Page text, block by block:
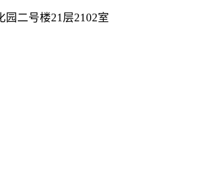
园二号楼21层2102室